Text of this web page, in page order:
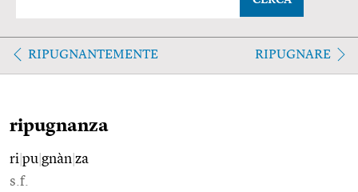
RIPUGNANTEMENTE RIPUGNARE
ripugnanza
ri pu gnàn za
s.f.